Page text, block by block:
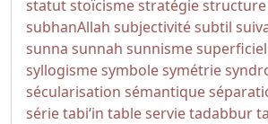
statutstoïcismestratégiestructure
subhanAllah subjectivitésubtil
sunna sunnah sunnismesuperficiel
syllogismesymbolesymétrie
sécularisation sémantique
sérietabi‘in table servietadabbur